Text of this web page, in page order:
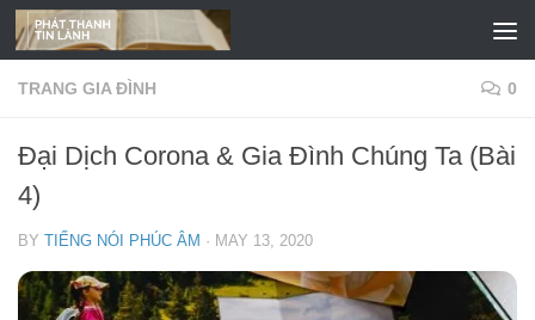
Skip to content
TRANG GIA ĐÌNH 0
Đại Dịch Corona & Gia Đình Chúng Ta (Bài
4)
BY TIẾNG NÓI PHÚC ÂM · MAY 13, 2020